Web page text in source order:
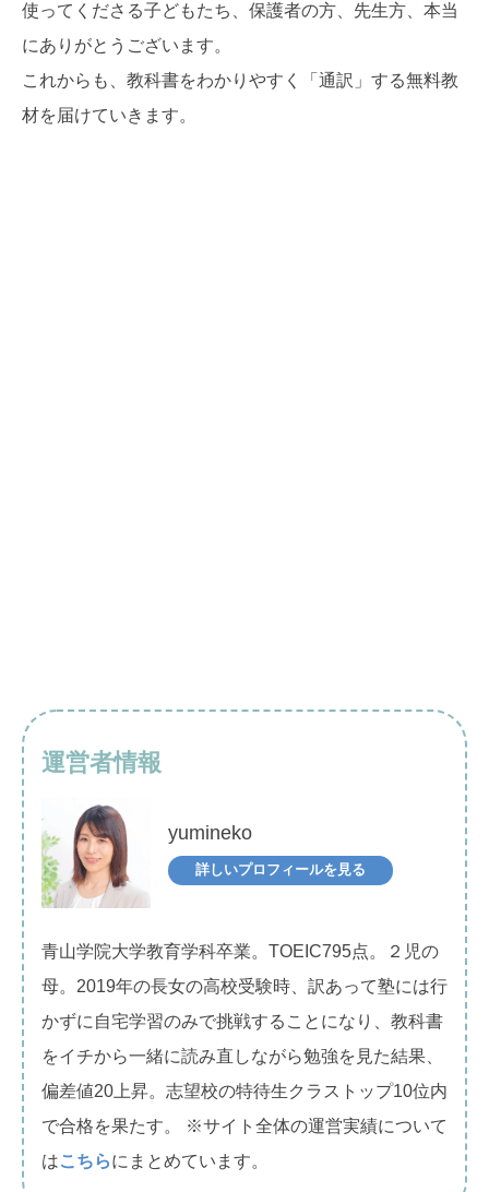
使ってくださる子どもたち、保護者の方、先生方、本当
にありがとうございます。
これからも、教科書をわかりやすく「通訳」する無料教
材を届けていきます。
運営者情報
yumineko
詳しいプロフィールを見る
青山学院大学教育学科卒業。TOEIC795点。２児の
母。2019年の長女の高校受験時、訳あって塾には行
かずに自宅学習のみで挑戦することになり、教科書
をイチから一緒に読み直しながら勉強を見た結果、
偏差値20上昇。志望校の特待生クラストップ10位内
で合格を果たす。 ※サイト全体の運営実績について
はこちらにまとめています。